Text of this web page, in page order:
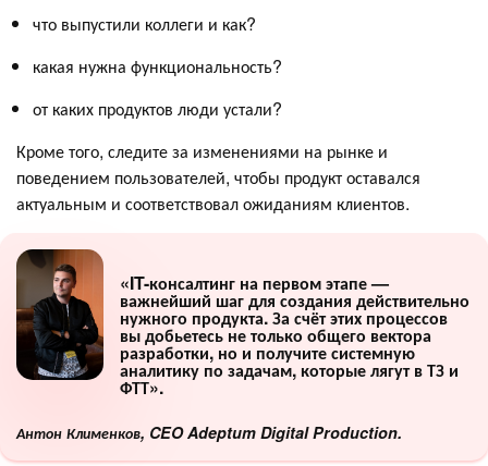
что выпустили коллеги и как?
какая нужна функциональность?
от каких продуктов люди устали?
Кроме того, следите за изменениями на рынке и
поведением пользователей, чтобы продукт оставался
актуальным и соответствовал ожиданиям клиентов.
«IT-консалтинг на первом этапе —
важнейший шаг для создания действительно
нужного продукта. За счёт этих процессов
вы добьетесь не только общего вектора
разработки, но и получите системную
аналитику по задачам, которые лягут в ТЗ и
ФТТ».
Антон Клименков, CEO Adeptum Digital Production.